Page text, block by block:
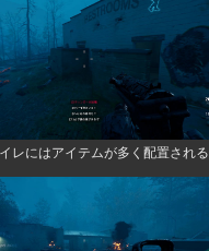
レにはアイテムが多く配置される